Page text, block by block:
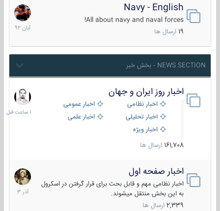
Navy - English
All about navy and naval forces!
ارسال ها
22
آبان
1392
NEWS SECTION - بخش خبر
اخبار روز ایران و جهان
اخبار نظامی
اخبار عمومی
اخبار تحلیلی
اخبار علمی
اخبار ویژه
161,708 ارسال ها
1
ساعت
قبل
اخبار صفحه اول
اخبار نظامی مهم و قابل بحث برای قرار گرفتن در اسکرول
به این بخش منتقل میشوند.
2,339 ارسال ها
7
آذر
1403